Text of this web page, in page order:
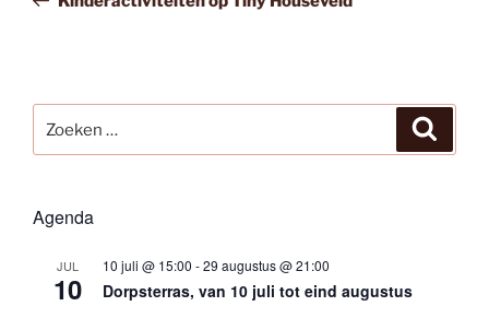
naar:
Agenda
JUL
10
10 juli @ 15:00 -29 augustus @ 21:00
Dorpsterras, van 10 juli tot eind augustus